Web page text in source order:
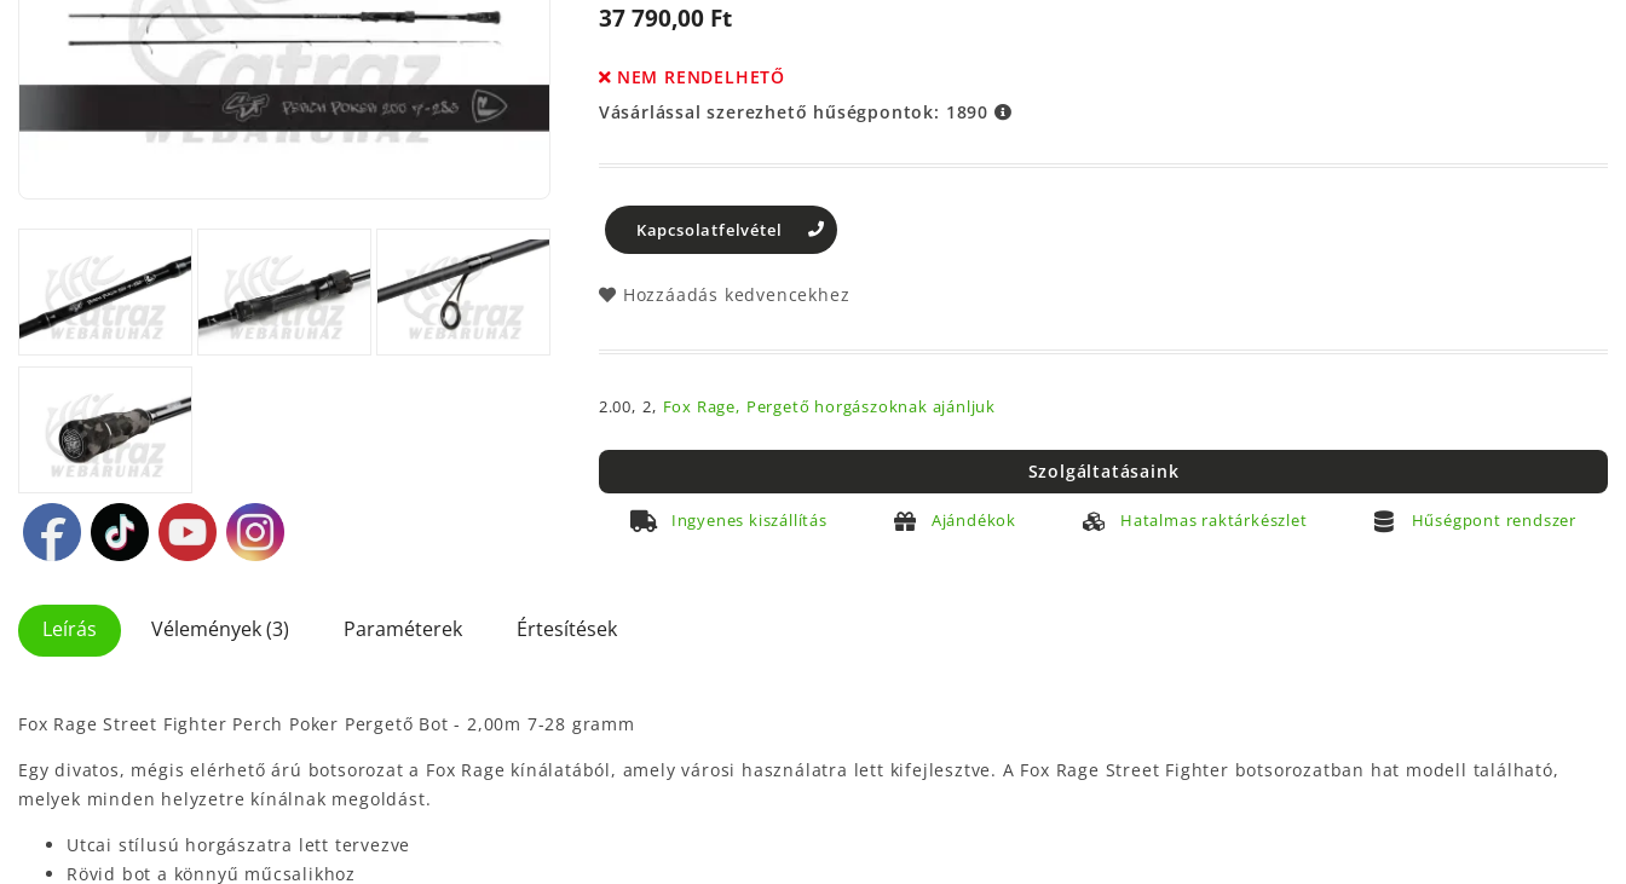
37 790,00 Ft
NEM RENDELHETŐ
Vásárlással szerezhető hűségpontok: 1890
Kapcsolatfelvétel
Hozzáadás kedvencekhez
2.00, 2, Fox Rage, Pergető horgászoknak ajánljuk
Szolgáltatásaink
Ingyenes kiszállítás Ajándékok Hatalmas raktárkészlet Hűségpont rendszer
Leírás Vélemények (3) Paraméterek Értesítések
Fox Rage Street Fighter Perch Poker Pergető Bot - 2,00m 7-28 gramm
Egy divatos, mégis elérhető árú botsorozat a Fox Rage kínálatából, amely városi használatra lett kifejlesztve. A Fox Rage Street Fighter botsorozatban hat modell található,
melyek minden helyzetre kínálnak megoldást.
Utcai stílusú horgászatra lett tervezve
Rövid bot a könnyű műcsalikhoz